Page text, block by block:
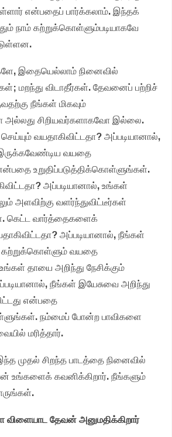
என்பதைப் பார்க்கலாம். இந்தக்
நாம் கற்றுக்கொள்ளும்படியாகவே
இதையெல்லாம் நினைவில்
மறந்து விடாதீர்கள். தேவனைப் பற்றிச்
நீங்கள் மிகவும்
சிறியவர்களாகவோ இல்லை.
செய்யும் வயதாகிவிட்டதா? அப்படியானால்,
வயதை
உறுதிப்படுத்திக்கொள்ளுங்கள்.
அப்படியானால், உங்கள்
அளவிற்கு வளர்ந்துவிட்டீர்கள்
கெட்ட வார்த்தைகளைக்
அப்படியானால், நீங்கள்
வயதை
தாயை அறிந்து நேசிக்கும்
நீங்கள் இயேசுவை அறிந்து
என்பதை
நம்மைப் போன்ற பாவிகளை
மரித்தார்.
இந்த முதல் சிறந்த பாடத்தை நினைவில்
கவனிக்கிறார். நீங்களும்
விளையாட தேவன் அனுமதிக்கிறார்